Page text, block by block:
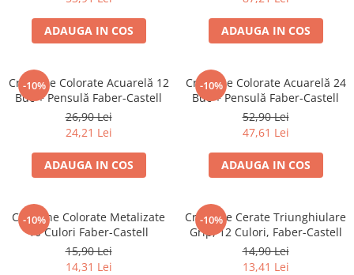
Organizare și Arhivare
Bibliorafturi
Caiete mecanice
Clipboard-uri
Dosare Carton
Dosare Plastic
Folii de protecție
Penare
Penare cu doua compartimente
Penare cu trei compartimente
ADAUGA IN COS ADAUGA IN COS
-10%
Creioane Colorate Acuarelă 12
Buc + Pensulă Faber-Castell
26,90 Lei
24,21 Lei
ADAUGA IN COS
-10%
Creioane Colorate Acuarelă 24
Buc + Pensulă Faber-Castell
52,90 Lei
47,61 Lei
ADAUGA IN COS
-10%
Creioane Colorate Metalizate
10 Culori Faber-Castell
15,90 Lei
14,31 Lei
-10%
Creioane Cerate Triunghiulare
Grip, 12 Culori, Faber-Castell
14,90 Lei
13,41 Lei